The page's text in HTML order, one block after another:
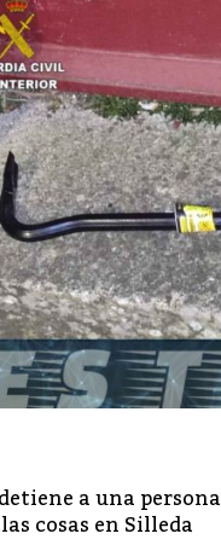
a una persona
cosas en Silleda